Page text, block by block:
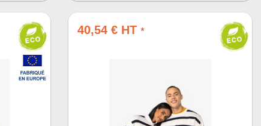
40,54 € HT *